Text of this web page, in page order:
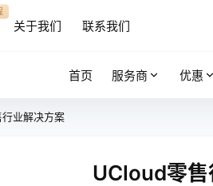
关于我们 联系我们
首页 服务商 优惠
业解决方案
UCloud零售